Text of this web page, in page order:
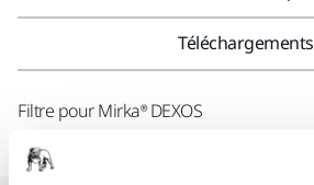
Téléchargements
Filtre pour Mirka® DEXOS